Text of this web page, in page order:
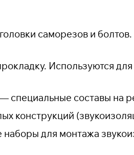
саморезов и
Используются
специальные составы на
конструкций
наборы для монтажа